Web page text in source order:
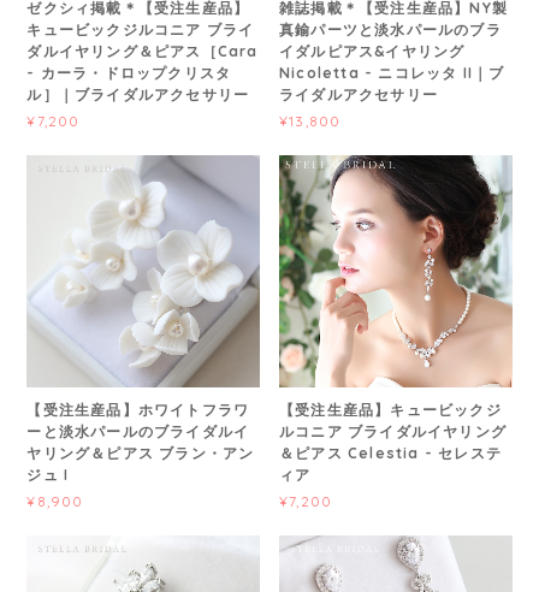
ゼクシィ掲載＊【受注生産品】
キュービックジルコニア ブライ
ダルイヤリング＆ピアス［Cara
- カーラ・ドロップクリスタ
ル］｜ブライダルアクセサリー
¥7,200
雑誌掲載＊【受注生産品】NY製
真鍮パーツと淡水パールのブラ
イダルピアス&イヤリング
Nicoletta - ニコレッタ II｜ブ
ライダルアクセサリー
¥13,800
【受注生産品】ホワイトフラワ
ーと淡水パールのブライダルイ
ヤリング＆ピアス ブラン・アン
ジュ I
¥8,900
【受注生産品】キュービックジ
ルコニア ブライダルイヤリング
＆ピアス Celestia - セレステ
ィア
¥7,200